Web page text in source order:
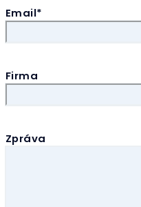
Email*
Firma
Zpráva